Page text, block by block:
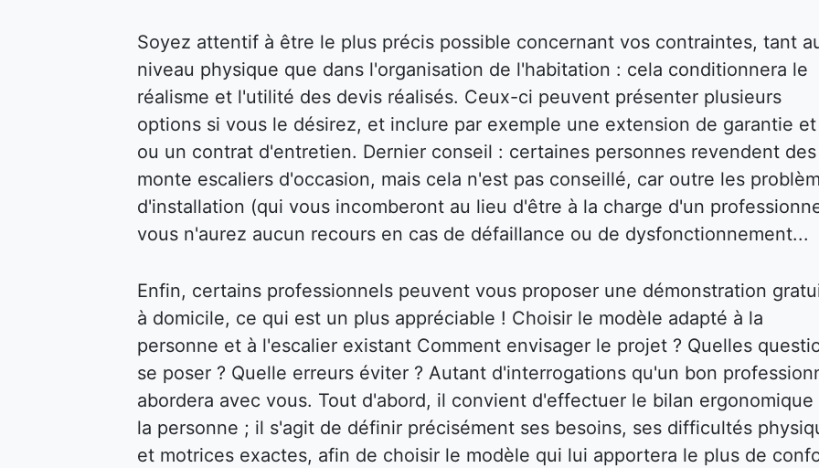
Soyez attentif à être le plus précis possible concernant vos contraintes, tant
niveau physique que dans l'organisation de l'habitation : cela conditionnera le
réalisme et l'utilité des devis réalisés. Ceux-ci peuvent présenter plusieurs
options si vous le désirez, et inclure par exemple une extension de garantie
ou un contrat d'entretien. Dernier conseil : certaines personnes revendent des
monte escaliers d'occasion, mais cela n'est pas conseillé, car outre les
d'installation (qui vous incomberont au lieu d'être à la charge d'un
vous n'aurez aucun recours en cas de défaillance ou de dysfonctionnement...
Enfin, certains professionnels peuvent vous proposer une démonstration
à domicile, ce qui est un plus appréciable ! Choisir le modèle adapté à la
personne et à l'escalier existant Comment envisager le projet ? Quelles
se poser ? Quelle erreurs éviter ? Autant d'interrogations qu'un bon
abordera avec vous. Tout d'abord, il convient d'effectuer le bilan ergonomique
la personne ; il s'agit de définir précisément ses besoins, ses difficultés
et motrices exactes, afin de choisir le modèle qui lui apportera le plus de